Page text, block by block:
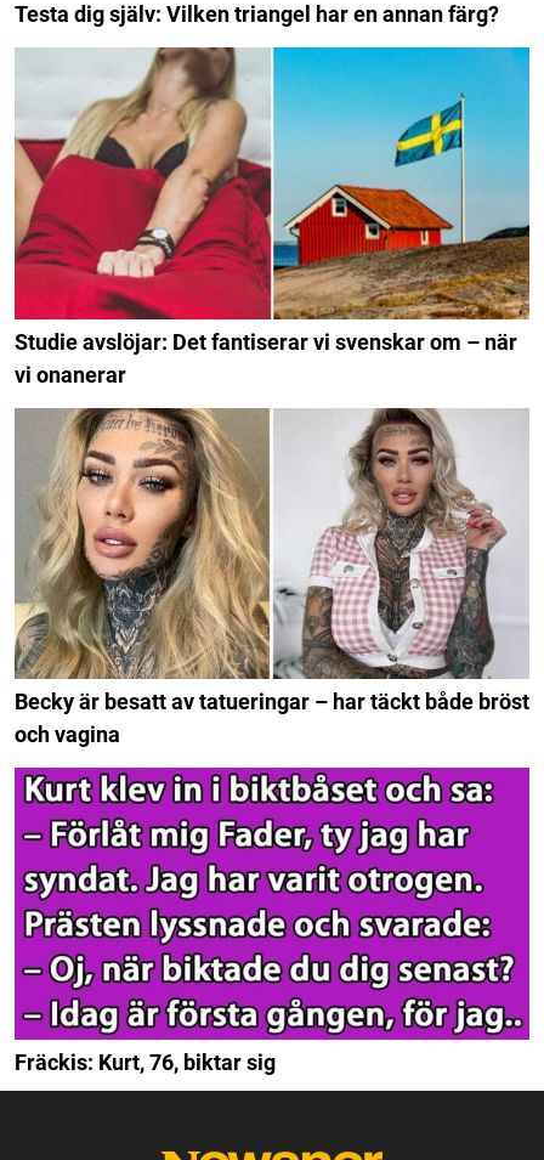
Testa dig själv: Vilken triangel har en annan färg?
Studie avslöjar: Det fantiserar vi svenskar om – när
vi onanerar
Becky är besatt av tatueringar – har täckt både bröst
och vagina
Fräckis: Kurt, 76, biktar sig